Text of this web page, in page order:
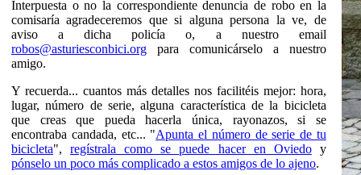
Interpuesta o no la correspondiente denuncia de robo en la
comisaría agradeceremos que si alguna persona la ve, de
aviso a dicha policía o, a nuestro email
robos@asturiesconbici.org para comunicárselo a nuestro
amigo.
Y recuerda... cuantos más detalles nos facilitéis mejor: hora,
lugar, número de serie, alguna característica de la bicicleta
que creas que pueda hacerla única, rayonazos, si se
encontraba candada, etc... "Apunta el número de serie de tu
bicicleta",regístrala como se puede hacer en Oviedoy
pónselo un poco más complicado a estos amigos de lo ajeno.